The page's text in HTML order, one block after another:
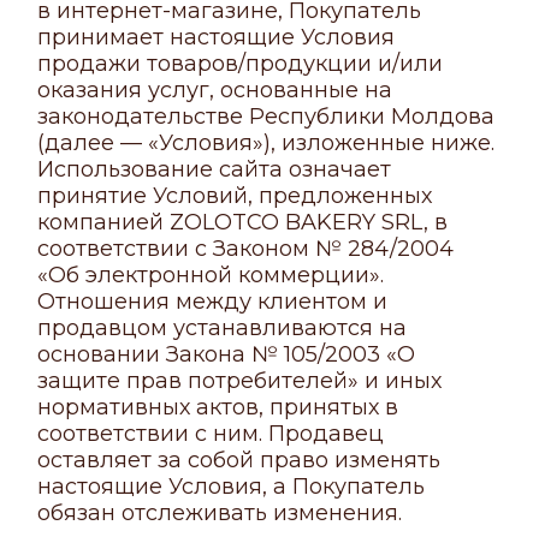
в интернет-магазине, Покупатель
принимает настоящие Условия
продажи товаров/продукции и/или
оказания услуг, основанные на
законодательстве Республики Молдова
(далее — «Условия»), изложенные ниже.
Использование сайта означает
принятие Условий, предложенных
компанией ZOLOTCO BAKERY SRL, в
соответствии с Законом № 284/2004
«Об электронной коммерции».
Отношения между клиентом и
продавцом устанавливаются на
основании Закона № 105/2003 «О
защите прав потребителей» и иных
нормативных актов, принятых в
соответствии с ним. Продавец
оставляет за собой право изменять
настоящие Условия, а Покупатель
обязан отслеживать изменения.